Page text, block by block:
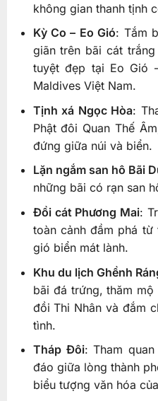
không gian thanh tịnh
Kỳ Co – Eo Gió: Tắm
giãn trên bãi cát
tuyệt đẹp tại Eo Gió
Maldives Việt Nam.
Tịnh xá Ngọc Hòa:
Phật đôi Quan Thế
đứng giữa núi và biển.
Lặn ngắm san hô Bãi
những bãi có rạn san
Đồi cát Phương Mai:
toàn cảnh đầm phá
gió biển mát lành.
Khu du lịch Ghềnh
bãi đá trứng, thăm
đồi Thi Nhân và đắm
tình.
Tháp Đôi: Tham
đáo giữa lòng thành
biểu tượng văn hóa